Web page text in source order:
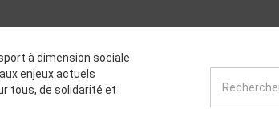
à dimension sociale
enjeux actuels
tous, de solidarité et